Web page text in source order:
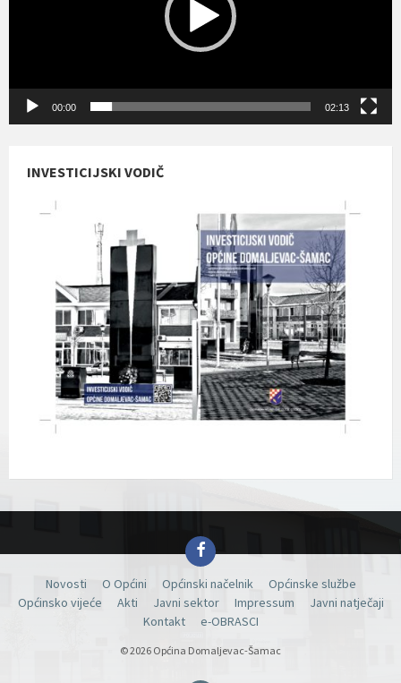
00:00 02:13
INVESTICIJSKI VODIČ
Facebook
Novosti O Općini Općinski načelnik
Općinske službe
Općinsko vijeće
Akti Javni sektor Impressum
Javni natječaji
Kontakt
e-OBRASCI
© 2026 Općina Domaljevac-Šamac